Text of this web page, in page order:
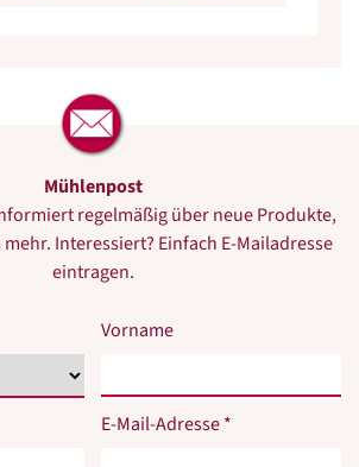
Mühlenpost
regelmäßig über neue Produkte,
Interessiert? Einfach E-Mailadresse
eintragen.
Vorname
E-Mail-Adresse *